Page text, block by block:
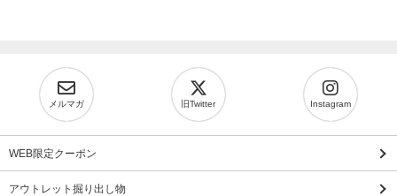
メルマガ 旧Twitter Instagram
WEB限定クーポン
アウトレット掘り出し物